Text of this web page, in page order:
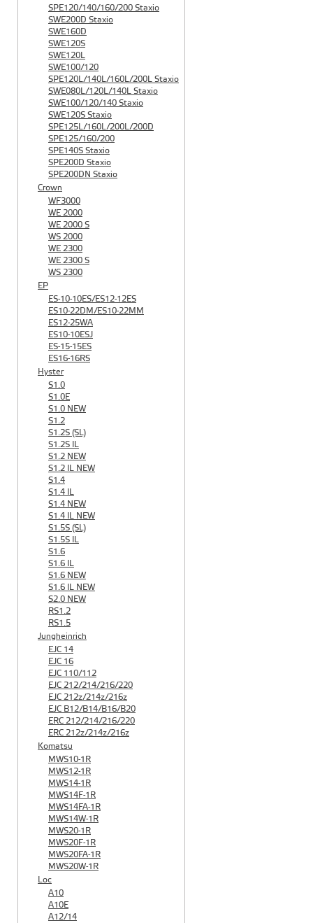
SPE120/140/160/200 Staxio
SWE200D Staxio
SWE160D
SWE120S
SWE120L
SWE100/120
SPE120L/140L/160L/200L Staxio
SWE080L/120L/140L Staxio
SWE100/120/140 Staxio
SWE120S Staxio
SPE125L/160L/200L/200D
SPE125/160/200
SPE140S Staxio
SPE200D Staxio
SPE200DN Staxio
Crown
WF3000
WE 2000
WE 2000 S
WS 2000
WE 2300
WE 2300 S
WS 2300
EP
ES-10-10ES/ES12-12ES
ES10-22DM/ES10-22MM
ES12-25WA
ES10-10ESJ
ES-15-15ES
ES16-16RS
Hyster
S1.0
S1.0E
S1.0 NEW
S1.2
S1.2S (SL)
S1.2S IL
S1.2 NEW
S1.2 IL NEW
S1.4
S1.4 IL
S1.4 NEW
S1.4 IL NEW
S1.5S (SL)
S1.5S IL
S1.6
S1.6 IL
S1.6 NEW
S1.6 IL NEW
S2.0 NEW
RS1.2
RS1.5
Jungheinrich
EJC 14
EJC 16
EJC 110/112
EJC 212/214/216/220
EJC 212z/214z/216z
EJC B12/B14/B16/B20
ERC 212/214/216/220
ERC 212z/214z/216z
Komatsu
MWS10-1R
MWS12-1R
MWS14-1R
MWS14F-1R
MWS14FA-1R
MWS14W-1R
MWS20-1R
MWS20F-1R
MWS20FA-1R
MWS20W-1R
Loc
A10
A10E
A12/14